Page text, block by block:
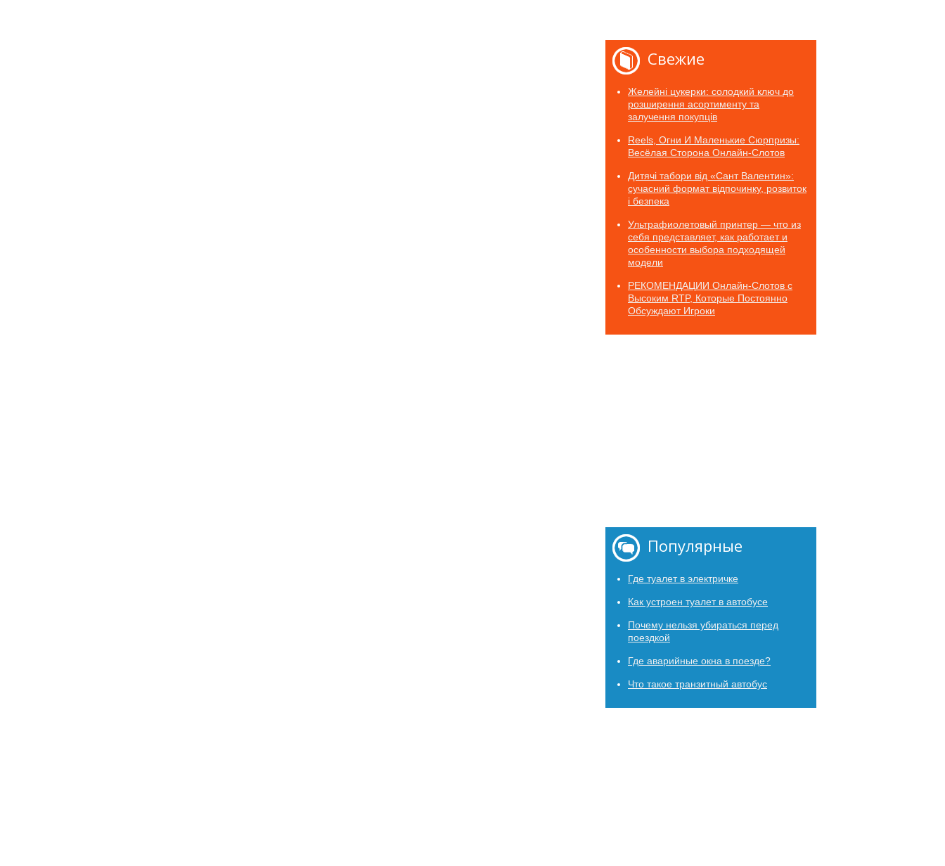
Свежие
Желейні цукерки: солодкий ключ до
розширення асортименту та
залучення покупців
Reels, Огни И Маленькие Сюрпризы:
Весёлая Сторона Онлайн-Слотов
Дитячі табори від «Сант Валентин»:
сучасний формат відпочинку, розвиток
і безпека
Ультрафиолетовый принтер — что из
себя представляет, как работает и
особенности выбора подходящей
модели
РЕКОМЕНДАЦИИ Онлайн-Слотов с
Высоким RTP, Которые Постоянно
Обсуждают Игроки
Популярные
Где туалет в электричке
Как устроен туалет в автобусе
Почему нельзя убираться перед
поездкой
Где аварийные окна в поезде?
Что такое транзитный автобус